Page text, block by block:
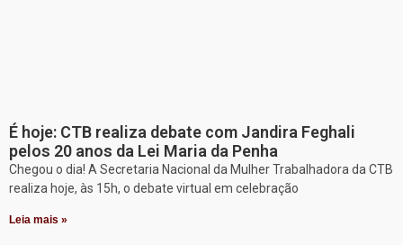
É hoje: CTB realiza debate com Jandira Feghali
pelos 20 anos da Lei Maria da Penha
Chegou o dia! A Secretaria Nacional da Mulher Trabalhadora da CTB
realiza hoje, às 15h, o debate virtual em celebração
Leia mais »